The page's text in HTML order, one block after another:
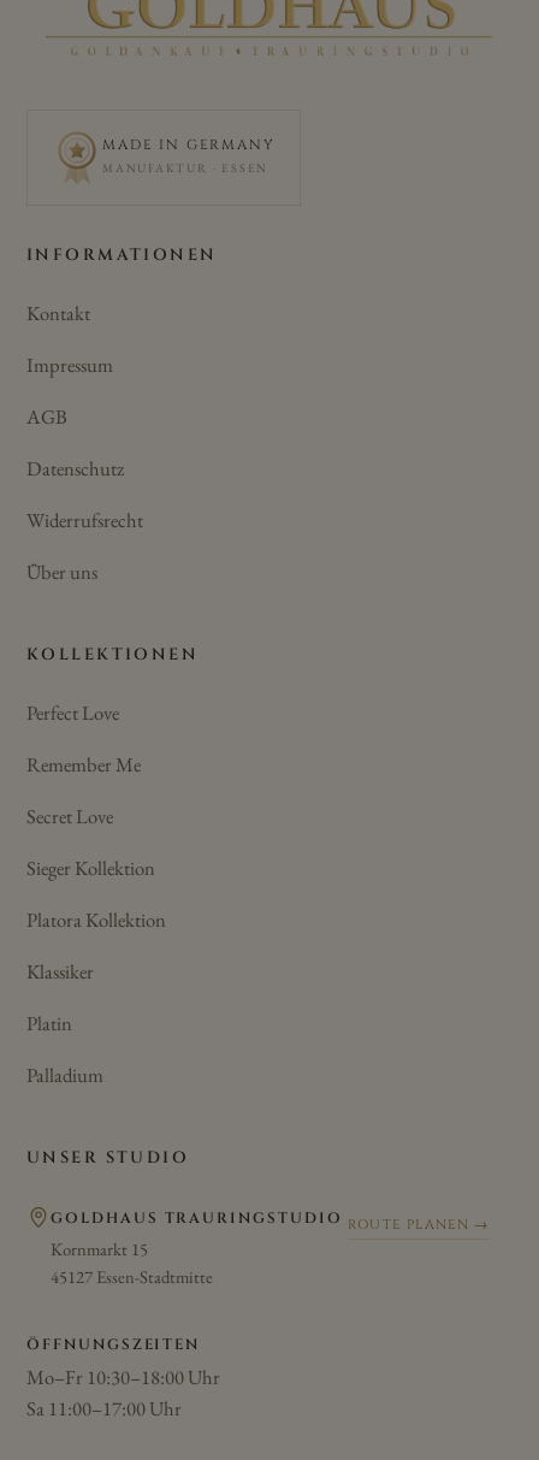
MADE IN GERMANY
MANUFAKTUR · ESSEN
INFORMATIONEN
Kontakt
Impressum
AGB
Datenschutz
Widerrufsrecht
Über uns
KOLLEKTIONEN
Perfect Love
Remember Me
Secret Love
Sieger Kollektion
Platora Kollektion
Klassiker
Platin
Palladium
UNSER STUDIO
GOLDHAUS TRAURINGSTUDIO
Kornmarkt 15
45127 Essen-Stadtmitte
ROUTE PLANEN →
ÖFFNUNGSZEITEN
Mo–Fr 10:30–18:00 Uhr
Sa 11:00–17:00 Uhr